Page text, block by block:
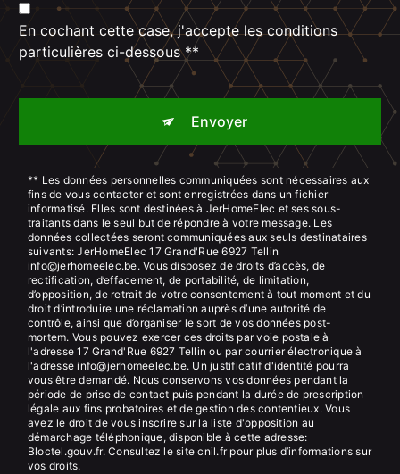
En cochant cette case, j'accepte les conditions
particulières ci-dessous **
Envoyer
** Les données personnelles communiquées sont nécessaires aux
fins de vous contacter et sont enregistrées dans un fichier
informatisé. Elles sont destinées à JerHomeElec et ses sous-
traitants dans le seul but de répondre à votre message. Les
données collectées seront communiquées aux seuls destinataires
suivants: JerHomeElec 17 Grand'Rue 6927 Tellin
info@jerhomeelec.be. Vous disposez de droits d’accès, de
rectification, d’effacement, de portabilité, de limitation,
d’opposition, de retrait de votre consentement à tout moment et du
droit d’introduire une réclamation auprès d’une autorité de
contrôle, ainsi que d’organiser le sort de vos données post-
mortem. Vous pouvez exercer ces droits par voie postale à
l'adresse 17 Grand'Rue 6927 Tellin ou par courrier électronique à
l'adresse info@jerhomeelec.be. Un justificatif d'identité pourra
vous être demandé. Nous conservons vos données pendant la
période de prise de contact puis pendant la durée de prescription
légale aux fins probatoires et de gestion des contentieux. Vous
avez le droit de vous inscrire sur la liste d'opposition au
démarchage téléphonique, disponible à cette adresse:
Bloctel.gouv.fr. Consultez le site cnil.fr pour plus d’informations sur
vos droits.